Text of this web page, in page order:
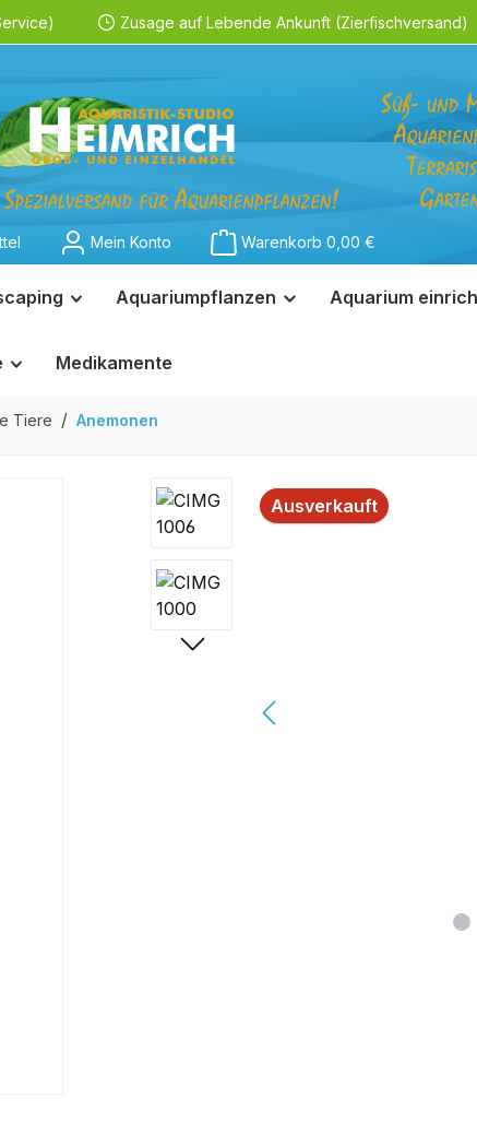
Zusage auf Lebende Ankunft (Zierfischversand)
Mein Konto Warenkorb 0,00 €
Aquariumpflanzen Aquarium
Medikamente
Tiere / Anemonen
Bildergalerie überspringen
Ausverkauft